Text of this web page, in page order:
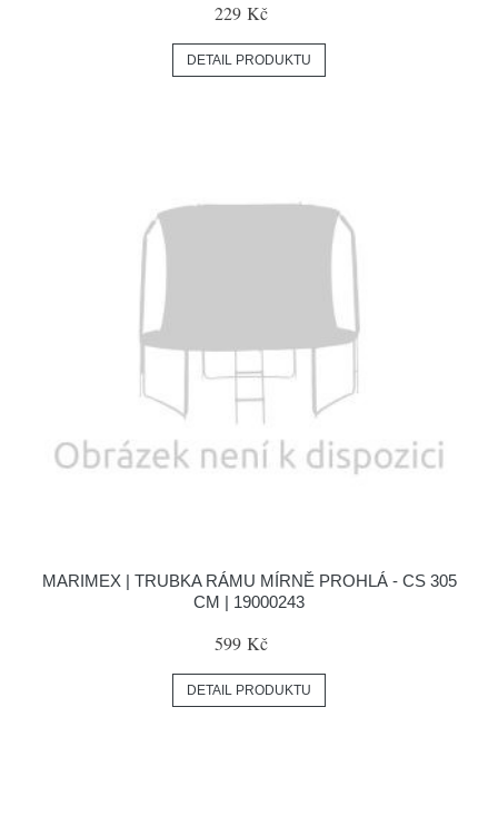
229 Kč
DETAIL PRODUKTU
MARIMEX | TRUBKA RÁMU MÍRNĚ PROHLÁ - CS 305
CM | 19000243
599 Kč
DETAIL PRODUKTU